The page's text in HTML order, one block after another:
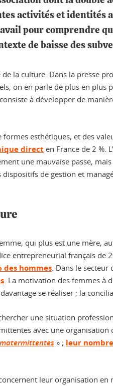
activités et identités
pour comprendre
de baisse des
la culture. Dans la presse
on en parle de plus en
à développer de
esthétiques, et des
direct en France de 2 %.
une mauvaise passe,
de gestion et
qui plus est une mère,
entrepreneurial français
des hommes . Dans le
. La motivation des femmes à
se réaliser ; la
une situation
avec une organisation
matermittentes » ; leur nombre
leur organisation en